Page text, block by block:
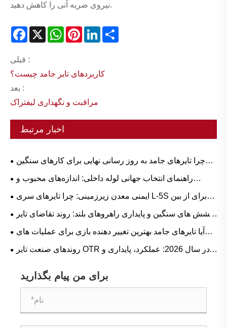
نیروی ضربه آنی را کاهش دهید.
Facebook
X WhatsAppPinterestLinkedIn
قبلی :
کاربردهای تایر جامد چیست؟
بعد :
مراقبت و نگهداری لیفتراک
اخبار مرتبط
چرا تایرهای جامد به روز رسانی نهایی برای کارهای سنگین
راهنمای انتخاب جهانی لوله داخلی: اندازه‌های محبوب و
برنامه‌های مبتنی بر سناریو برای لاستیک طبیعی در مقابل بوتیل
ایمنی معدن زیرزمینی: چرا تایرهای سری L-5S برای از بین
بردن زمان توقف پرهزینه LHD حیاتی هستند
کشش های سنگین و پایداری راهروهای بلند: روند تقاضای تایر
آیا تایرهای جامد بهترین تغییر دهنده بازی برای عملیات های
سنگین هستند؟
روندهای صنعت تایر OTR در سال 2026: عملکرد، پایداری و
برای من پیام بگذارید